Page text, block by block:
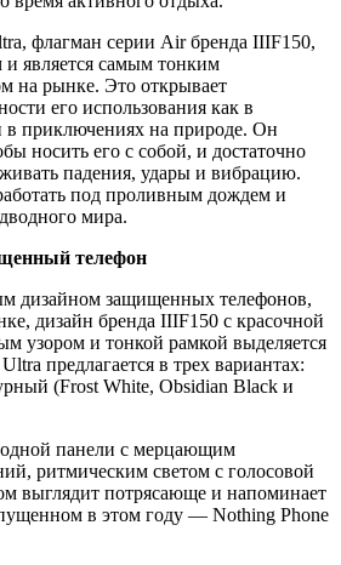
флагман серии Air бренда IIIF150,
является самым тонким
на рынке. Это открывает
его использования как в
в приключениях на природе. Он
носить его с собой, и достаточно
падения, удары и вибрацию.
под проливным дождем и
мира.
телефон
дизайном защищенных телефонов,
дизайн бренда IIIF150 с красочной
узором и тонкой рамкой выделяется
предлагается в трех вариантах:
(Frost White, Obsidian Black и
панели с мерцающим
ритмическим светом с голосовой
выглядит потрясающе и напоминает
в этом году — Nothing Phone